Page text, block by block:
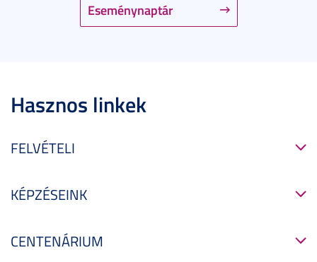
Eseménynaptár
Hasznos linkek
FELVÉTELI
KÉPZÉSEINK
CENTENÁRIUM